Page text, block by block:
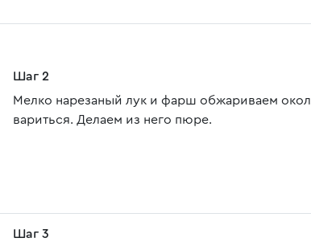
Шаг 2
Мелко нарезаный лук и фарш обжариваем
вариться. Делаем из него пюре.
Шаг 3